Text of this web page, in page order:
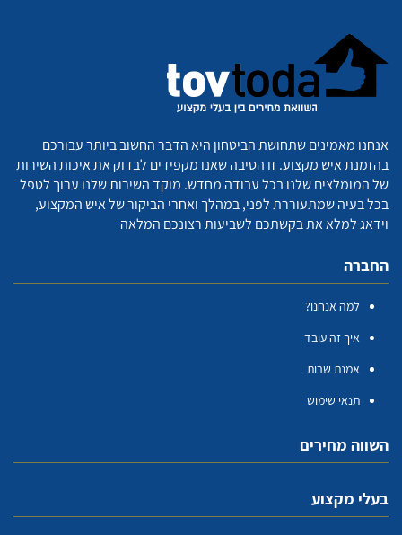
אנחנו מאמינים שתחושת הביטחון היא הדבר החשוב ביותר עבורכם
בהזמנת איש מקצוע. זו הסיבה שאנו מקפידים לבדוק את איכות השירות
של המומלצים שלנו בכל עבודה מחדש. מוקד השירות שלנו ערוך לטפל
בכל בעיה שמתעוררת לפני, במהלך ואחרי הביקור של איש המקצוע,
וידאג למלא את בקשתכם לשביעות רצונכם המלאה
החברה
למה אנחנו?
איך זה עובד
אמנת שרות
תנאי שימוש
השווה מחירים
בעלי מקצוע